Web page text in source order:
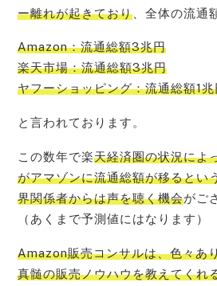
ー離れが起きており 、全体の流通
Amazon：流通総額3兆円
楽天市場：流通総額3兆円
ヤフーショッピング：流通総額1兆
と言われております。
この数年で楽天経済圏の状況によ
がアマゾンに流通総額が移るとい
界関係者からは声を聴く機会がご
（あくまで予測値にはなります）
Amazon販売コンサルは、色々あ
真髄の販売ノウハウを教えてくれ